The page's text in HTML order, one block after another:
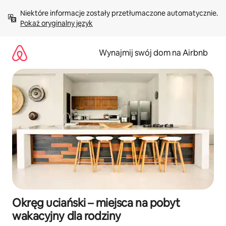
treści Pokaż oryginalny język
Wynajmij swój dom na Airbnb
Okręg uciański – miejsca na pobyt
wakacyjny dla rodziny